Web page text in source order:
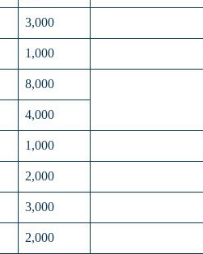
3,000
1,000
8,000
4,000
1,000
2,000
3,000
2,000